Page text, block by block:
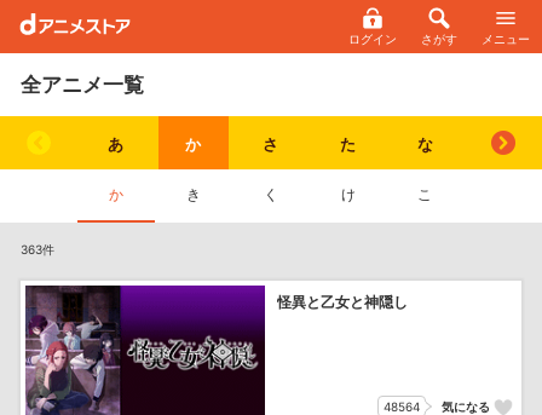
ログイン さがす メニュー
全アニメ一覧
あ か さ た な は
か き く け こ
363件
怪異と乙女と神隠し
48564 気になる